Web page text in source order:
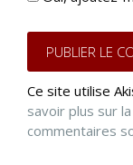
Ce site utilise
savoir plus sur
commentaires